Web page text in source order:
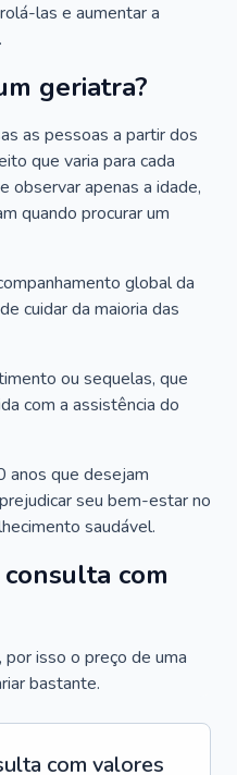
las e aumentar a
geriatra?
as pessoas a partir dos
que varia para cada
observar apenas a idade,
quando procurar um
global da
cuidar da maioria das
ou sequelas, que
com a assistência do
anos que desejam
seu bem-estar no
saudável.
com
isso o preço de uma
bastante.
com valores